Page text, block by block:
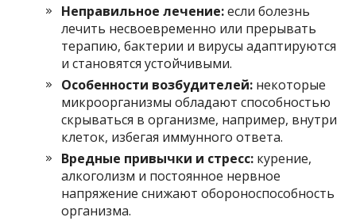
Неправильное лечение:если болезнь
лечить несвоевременно или прерывать
терапию, бактерии и вирусы адаптируются
и становятся устойчивыми.
Особенности возбудителей: некоторые
микроорганизмы обладают способностью
скрываться в организме, например, внутри
клеток, избегая иммунного ответа.
Вредные привычки и стресс: курение,
алкоголизм и постоянное нервное
напряжение снижают обороноспособность
организма.